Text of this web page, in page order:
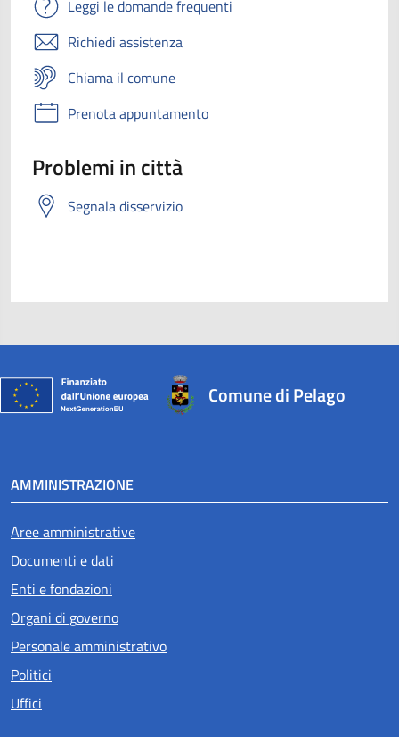
Leggi le domande frequenti
Richiedi assistenza
Chiama il comune
Prenota appuntamento
Problemi in città
Segnala disservizio
Comune di Pelago
AMMINISTRAZIONE
Aree amministrative
Documenti e dati
Enti e fondazioni
Organi di governo
Personale amministrativo
Politici
Uffici